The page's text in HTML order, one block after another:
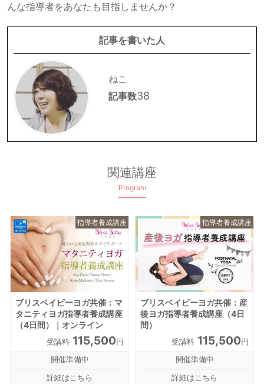
んな指導者をあなたも目指しませんか？
記事を書いた人
ねこ
記事数38
関連講座
Program
ブリスベイビーヨガ共催：マ
タニティヨガ指導者養成講座
（4日間）｜オンライン
受講料 115,500円
開催準備中
詳細はこちら
指導者養成講座
ブリスベイビーヨガ共催：産
後ヨガ指導者養成講座（4日
間）
受講料 115,500円
開催準備中
詳細はこちら
指導者養成講座